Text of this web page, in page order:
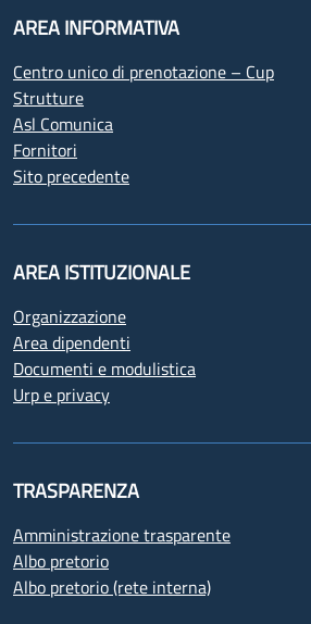
AREA INFORMATIVA
Centro unico di prenotazione – Cup
Strutture
Asl Comunica
Fornitori
Sito precedente
AREA ISTITUZIONALE
Organizzazione
Area dipendenti
Documenti e modulistica
Urp e privacy
TRASPARENZA
Amministrazione trasparente
Albo pretorio
Albo pretorio (rete interna)